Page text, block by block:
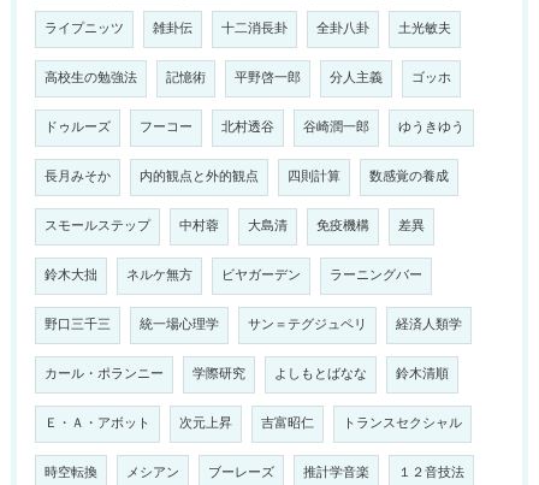
ライプニッツ 雑卦伝 十二消長卦 全卦八卦 土光敏夫
高校生の勉強法 記憶術 平野啓一郎 分人主義 ゴッホ
ドゥルーズ フーコー 北村透谷 谷崎潤一郎 ゆうきゆう
長月みそか 内的観点と外的観点 四則計算 数感覚の養成
スモールステップ 中村蓉 大島清 免疫機構 差異
鈴木大拙 ネルケ無方 ビヤガーデン ラーニングバー
野口三千三 統一場心理学 サン＝テグジュペリ 経済人類学
カール・ポランニー 学際研究 よしもとばなな 鈴木清順
Ｅ・Ａ・アボット 次元上昇 吉富昭仁 トランスセクシャル
時空転換 メシアン ブーレーズ 推計学音楽 １２音技法